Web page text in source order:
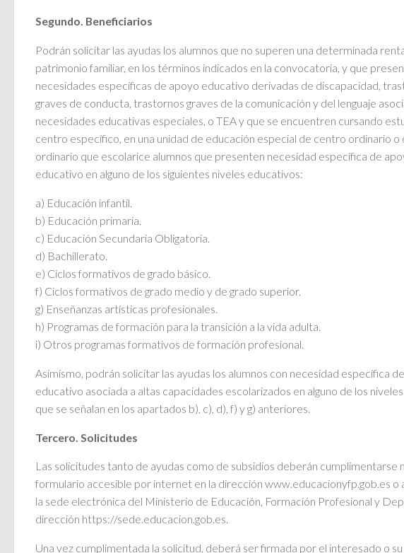
Segundo. Beneficiarios
Podrán solicitar las ayudas los alumnos que no superen una determinada
patrimonio familiar, en los términos indicados en la convocatoria, y que
necesidades específicas de apoyo educativo derivadas de discapacidad,
graves de conducta, trastornos graves de la comunicación y del lenguaje
necesidades educativas especiales, o TEA y que se encuentren cursando
centro específico, en una unidad de educación especial de centro ordinario o
ordinario que escolarice alumnos que presenten necesidad específica de
educativo en alguno de los siguientes niveles educativos:
a) Educación infantil.
b) Educación primaria.
c) Educación Secundaria Obligatoria.
d) Bachillerato.
e) Ciclos formativos de grado básico.
f) Ciclos formativos de grado medio y de grado superior.
g) Enseñanzas artísticas profesionales.
h) Programas de formación para la transición a la vida adulta.
i) Otros programas formativos de formación profesional.
Asimismo, podrán solicitar las ayudas los alumnos con necesidad específica
educativo asociada a altas capacidades escolarizados en alguno de los
que se señalan en los apartados b), c), d), f) y g) anteriores.
Tercero. Solicitudes
Las solicitudes tanto de ayudas como de subsidios deberán cumplimentarse
formulario accesible por internet en la dirección www.educacionyfp.gob.es o
la sede electrónica del Ministerio de Educación, Formación Profesional y
dirección https://sede.educacion.gob.es.
Una vez cumplimentada la solicitud, deberá ser firmada por el interesado o su